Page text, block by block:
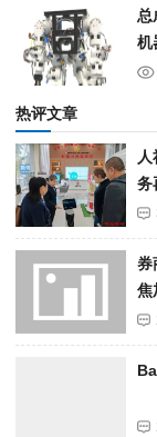
总
机
热评文章
务
券
焦